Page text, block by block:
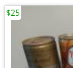
$25